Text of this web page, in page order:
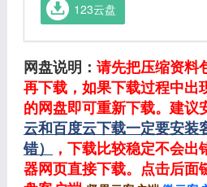
123云盘
网盘说明： 请先把压缩资料
再下载，如果下载过程中出
的网盘即可重新下载。建议
云和百度云下载一定要安装
错）
，下载比较稳定不会
器网页直接下载。点击后面